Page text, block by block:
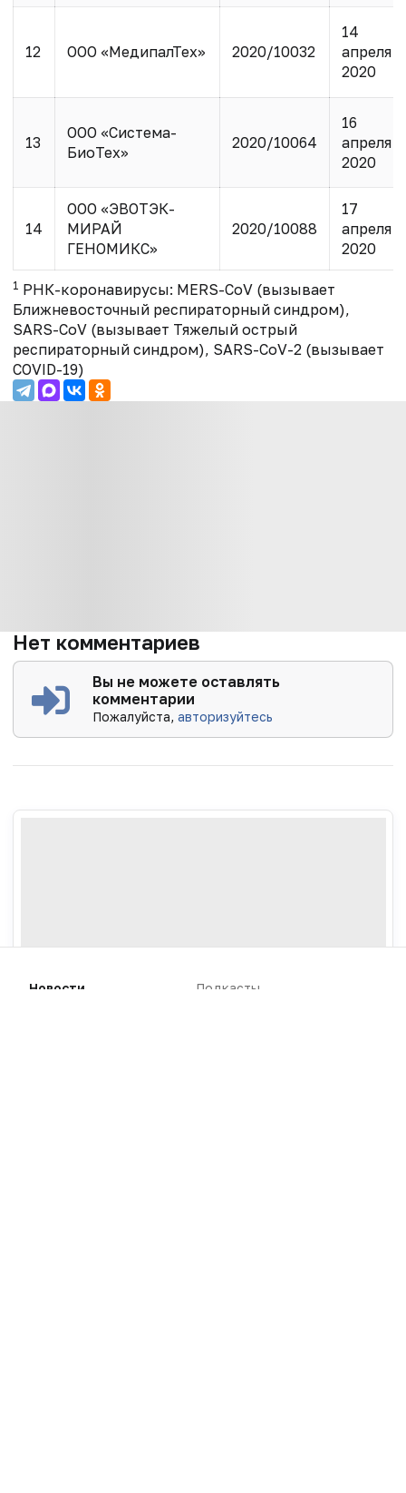
12 ООО «МедипалТех» 2020/10032
14
апреля
2020
13
ООО «Система-
БиоТех»
2020/10064
16
апреля
2020
14
ООО «ЭВОТЭК-
МИРАЙ
ГЕНОМИКС»
2020/10088
17
апреля
2020
1 РНК-коронавирусы: MERS-CoV (вызывает
Ближневосточный респираторный синдром),
SARS-CoV (вызывает Тяжелый острый
респираторный синдром), SARS-CoV-2 (вызывает
COVID-19)
Нет комментариев
Вы не можете оставлять
комментарии
Пожалуйста,авторизуйтесь
Новости
Подкасты